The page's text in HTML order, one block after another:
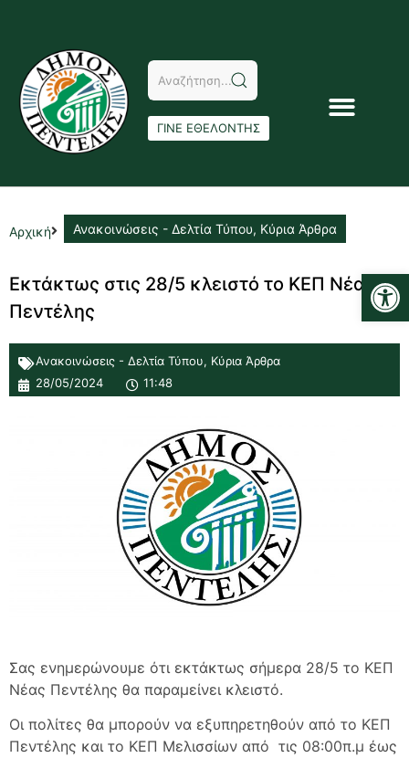
ΓΙΝΕ ΕΘΕΛΟΝΤΗΣ
Αρχική Ανακοινώσεις - Δελτία Τύπου, Κύρια Άρθρα
Εκτάκτως στις 28/5 κλειστό το ΚΕΠ Νέας
Πεντέλης
Ανακοινώσεις - Δελτία Τύπου, Κύρια Άρθρα
28/05/2024
11:48
Σας ενημερώνουμε ότι εκτάκτως σήμερα 28/5 το ΚΕΠ
Νέας Πεντέλης θα παραμείνει κλειστό.
Οι πολίτες θα μπορούν να εξυπηρετηθούν από το ΚΕΠ
Πεντέλης και το ΚΕΠ Μελισσίων από τις 08:00π.μ έως